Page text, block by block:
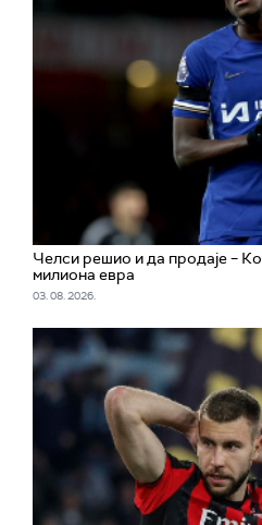
Челси решио и да продаје –
милиона евра
03. 08. 2026.